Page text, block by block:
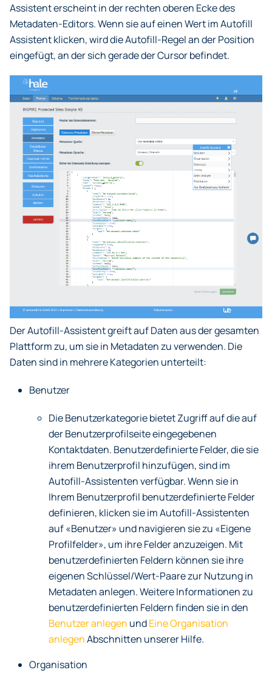
Assistent erscheint in der rechten oberen Ecke des
Metadaten-Editors. Wenn sie auf einen Wert im Autofill
Assistent klicken, wird die Autofill-Regel an der Position
eingefügt, an der sich gerade der Cursor befindet.
Der Autofill-Assistent greift auf Daten aus der gesamten
Plattform zu, um sie in Metadaten zu verwenden. Die
Daten sind in mehrere Kategorien unterteilt:
Benutzer
Die Benutzerkategorie bietet Zugriff auf die auf
der Benutzerprofilseite eingegebenen
Kontaktdaten. Benutzerdefinierte Felder, die sie
ihrem Benutzerprofil hinzufügen, sind im
Autofill-Assistenten verfügbar. Wenn sie in
Ihrem Benutzerprofil benutzerdefinierte Felder
definieren, klicken sie im Autofill-Assistenten
auf «Benutzer» und navigieren sie zu «Eigene
Profilfelder», um ihre Felder anzuzeigen. Mit
benutzerdefinierten Feldern können sie ihre
eigenen Schlüssel/Wert-Paare zur Nutzung in
Metadaten anlegen. Weitere Informationen zu
benutzerdefinierten Feldern finden sie in den
Benutzer anlegen undEine Organisation
anlegenAbschnitten unserer Hilfe.
Organisation